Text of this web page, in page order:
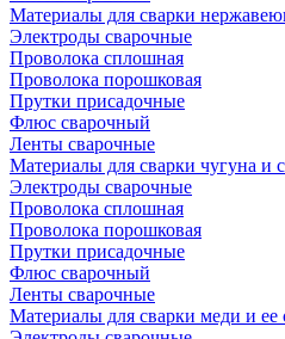
Материалы для сварки
Электроды сварочные
Проволока сплошная
Проволока порошковая
Прутки присадочные
Флюс сварочный
Ленты сварочные
Материалы для сварки чугуна и
Электроды сварочные
Проволока сплошная
Проволока порошковая
Прутки присадочные
Флюс сварочный
Ленты сварочные
Материалы для сварки меди и ее